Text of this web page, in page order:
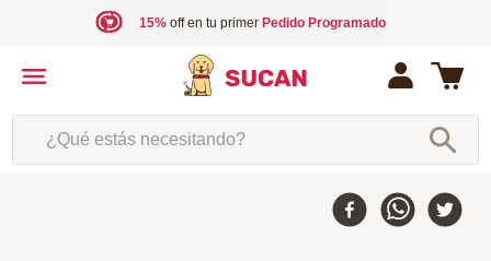
15%off en tu primer Pedido Programado
¿Qué estás necesitando?